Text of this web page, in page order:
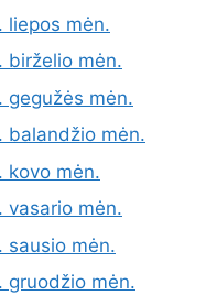
liepos mėn.
birželio mėn.
gegužės mėn.
balandžio mėn.
kovo mėn.
vasario mėn.
sausio mėn.
gruodžio mėn.